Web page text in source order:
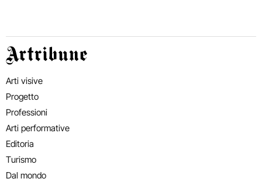
Artribune
Arti visive
Progetto
Professioni
Arti performative
Editoria
Turismo
Dal mondo